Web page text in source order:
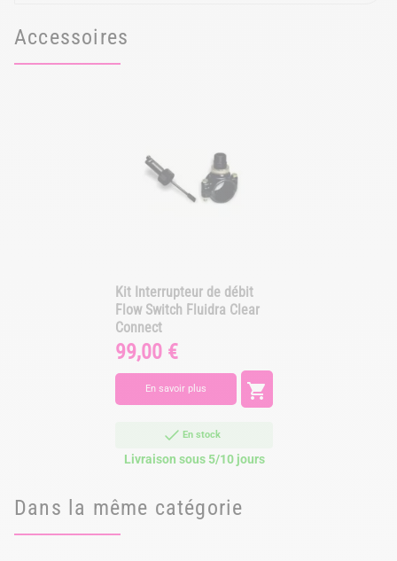
Accessoires
Kit Interrupteur de débit
Flow Switch Fluidra Clear
Connect
Prix
99,00 €
En savoir plus 
En stock
Livraison sous 5/10 jours
Dans la même catégorie